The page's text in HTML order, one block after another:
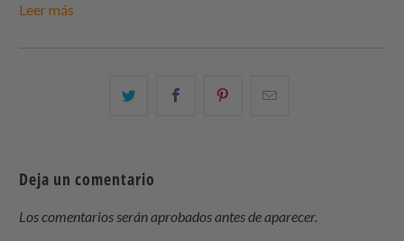
Leer más
ComparteComparteCompartir
Deja un comentario
Los comentarios serán aprobados antes de aparecer.